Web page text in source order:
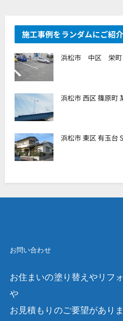
施工事例をランダムにご紹
浜松市 中区 栄町
浜松市 西区 篠原町
浜松市 東区 有玉台
お問い合わせ
お住まいの塗り替えやリフ
や
お見積もりのご要望があり